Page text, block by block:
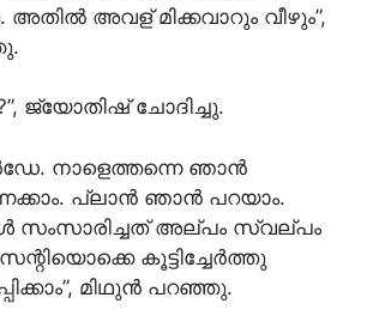
അതിൽ അവള് മിക്കവാറും വീഴും”,
ജ്യോതിഷ് ചോദിച്ചു.
നാളെത്തന്നെ ഞാൻ
പ്ലാൻ ഞാൻ പറയാം.
സംസാരിച്ചത് അല്പം സ്വല്പം
കൂട്ടിച്ചേർത്തു
മിഥുൻ പറഞ്ഞു.